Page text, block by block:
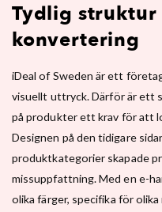
Tydlig
konvertering
iDeal of Sweden är ett
visuellt uttryck. Därför är ett
på produkter ett krav för att
Designen på den tidigare
produktkategorier skapade
missuppfattning. Med en e-
olika färger, specifika för